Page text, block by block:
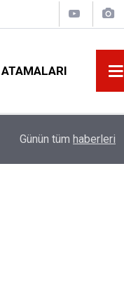
Öğrencilere
Günün tüm haberleri